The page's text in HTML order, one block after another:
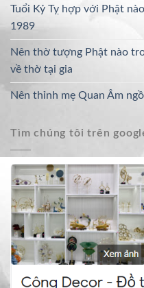
Tuổi Kỷ Tỵ hợp với Phật
1989
Nên thờ tượng Phật nào
về thờ tại gia
Nên thỉnh mẹ Quan Âm
Tìm chúng tôi trên